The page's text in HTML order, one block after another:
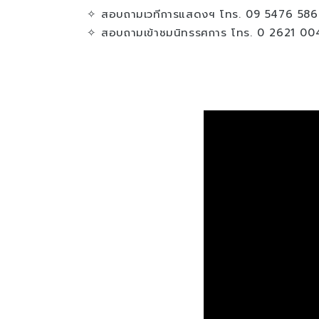
✧ สอบถามเวทีการแสดงฯ โทร. 09 5476
✧ สอบถามเข้าชมนิทรรศการ โทร. 0 2621